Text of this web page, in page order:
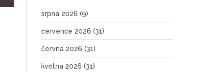
srpna 2026 (9)
července 2026 (31)
června 2026 (31)
května 2026 (31)